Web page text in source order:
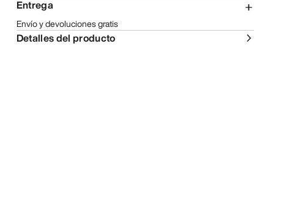
Entrega
Envío y devoluciones gratis
Detalles del producto